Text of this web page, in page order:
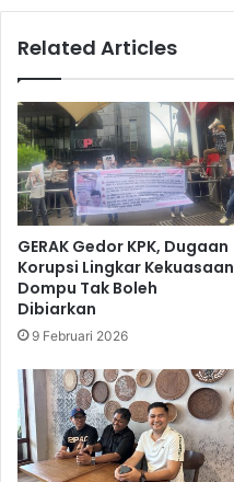
Related Articles
GERAK Gedor KPK, Dugaan
Korupsi Lingkar Kekuasaan
Dompu Tak Boleh
Dibiarkan
9 Februari 2026